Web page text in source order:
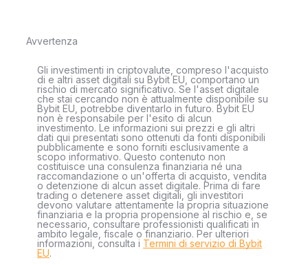
Avvertenza
Gli investimenti in criptovalute, compreso l'acquisto
di e altri asset digitali su Bybit EU, comportano un
rischio di mercato significativo. Se l'asset digitale
che stai cercando non è attualmente disponibile su
Bybit EU, potrebbe diventarlo in futuro. Bybit EU
non è responsabile per l'esito di alcun
investimento. Le informazioni sui prezzi e gli altri
dati qui presentati sono ottenuti da fonti disponibili
pubblicamente e sono forniti esclusivamente a
scopo informativo. Questo contenuto non
costituisce una consulenza finanziaria né una
raccomandazione o un'offerta di acquisto, vendita
o detenzione di alcun asset digitale. Prima di fare
trading o detenere asset digitali, gli investitori
devono valutare attentamente la propria situazione
finanziaria e la propria propensione al rischio e, se
necessario, consultare professionisti qualificati in
ambito legale, fiscale o finanziario. Per ulteriori
informazioni, consulta i Termini di servizio di Bybit
EU.